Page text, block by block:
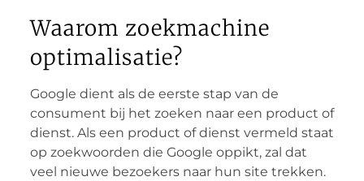
Waarom zoekmachine
optimalisatie?
Google dient als de eerste stap van de
consument bij het zoeken naar een product of
dienst. Als een product of dienst vermeld staat
op zoekwoorden die Google oppikt, zal dat
veel nieuwe bezoekers naar hun site trekken.